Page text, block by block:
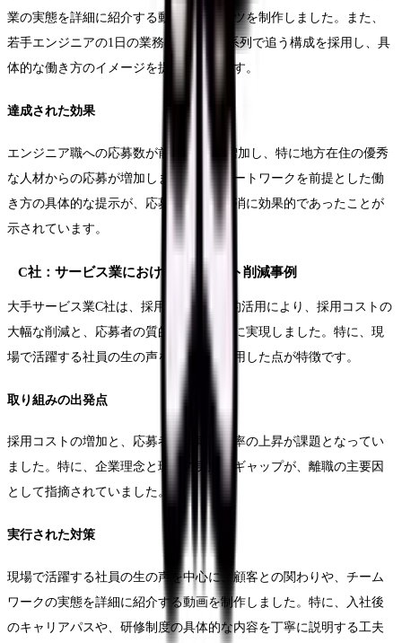
業の実態を詳細に紹介する動画コンテンツを制作しました。また、
若手エンジニアの1日の業務の流れを時系列で追う構成を採用し、具
体的な働き方のイメージを提供しています。
達成された効果
エンジニア職への応募数が前年比150%増加し、特に地方在住の優秀
な人材からの応募が増加しました。リモートワークを前提とした働
き方の具体的な提示が、応募者の不安解消に効果的であったことが
示されています。
C社：サービス業における採用コスト削減事例
大手サービス業C社は、採用動画の戦略的活用により、採用コストの
大幅な削減と、応募者の質的向上を同時に実現しました。特に、現
場で活躍する社員の生の声を効果的に活用した点が特徴です。
取り組みの出発点
採用コストの増加と、応募者の早期離職率の上昇が課題となってい
ました。特に、企業理念と現場の実態のギャップが、離職の主要因
として指摘されていました。
実行された対策
現場で活躍する社員の生の声を中心に、顧客との関わりや、チーム
ワークの実態を詳細に紹介する動画を制作しました。特に、入社後
のキャリアパスや、研修制度の具体的な内容を丁寧に説明する工夫